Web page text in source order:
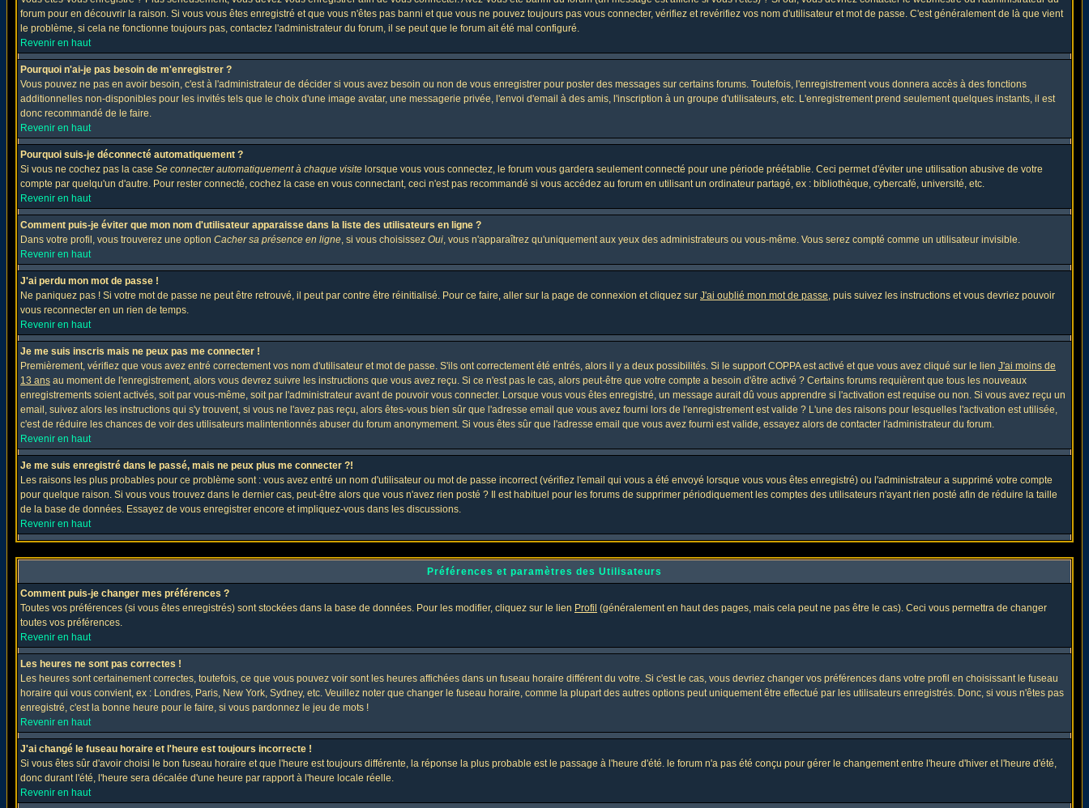
forum pour en découvrir la raison. Si vous vous êtes enregistré et que vous n'êtes pas banni et que vous ne pouvez toujours pas vous connecter, vérifiez et revérifiez vos nom d'utilisateur et mot de passe. C'est généralement de là que vient
le problème, si cela ne fonctionne toujours pas, contactez l'administrateur du forum, il se peut que le forum ait été mal configuré.
Revenir en haut
Pourquoi n'ai-je pas besoin de m'enregistrer ?
Vous pouvez ne pas en avoir besoin, c'est à l'administrateur de décider si vous avez besoin ou non de vous enregistrer pour poster des messages sur certains forums. Toutefois, l'enregistrement vous donnera accès à des fonctions
additionnelles non-disponibles pour les invités tels que le choix d'une image avatar, une messagerie privée, l'envoi d'email à des amis, l'inscription à un groupe d'utilisateurs, etc. L'enregistrement prend seulement quelques instants, il est
donc recommandé de le faire.
Revenir en haut
Pourquoi suis-je déconnecté automatiquement ?
Si vous ne cochez pas la case Se connecter automatiquement à chaque visite lorsque vous vous connectez, le forum vous gardera seulement connecté pour une période préétablie. Ceci permet d'éviter une utilisation abusive de votre
compte par quelqu'un d'autre. Pour rester connecté, cochez la case en vous connectant, ceci n'est pas recommandé si vous accédez au forum en utilisant un ordinateur partagé, ex : bibliothèque, cybercafé, université, etc.
Revenir en haut
Comment puis-je éviter que mon nom d'utilisateur apparaisse dans la liste des utilisateurs en ligne ?
Dans votre profil, vous trouverez une option Cacher sa présence en ligne, si vous choisissez Oui, vous n'apparaîtrez qu'uniquement aux yeux des administrateurs ou vous-même. Vous serez compté comme un utilisateur invisible.
Revenir en haut
J'ai perdu mon mot de passe !
Ne paniquez pas ! Si votre mot de passe ne peut être retrouvé, il peut par contre être réinitialisé. Pour ce faire, aller sur la page de connexion et cliquez sur J'ai oublié mon mot de passe, puis suivez les instructions et vous devriez pouvoir
vous reconnecter en un rien de temps.
Revenir en haut
Je me suis inscris mais ne peux pas me connecter !
Premièrement, vérifiez que vous avez entré correctement vos nom d'utilisateur et mot de passe. S'ils ont correctement été entrés, alors il y a deux possibilités. Si le support COPPA est activé et que vous avez cliqué sur le lien J'ai moins de
13 ans au moment de l'enregistrement, alors vous devrez suivre les instructions que vous avez reçu. Si ce n'est pas le cas, alors peut-être que votre compte a besoin d'être activé ? Certains forums requièrent que tous les nouveaux
enregistrements soient activés, soit par vous-même, soit par l'administrateur avant de pouvoir vous connecter. Lorsque vous vous êtes enregistré, un message aurait dû vous apprendre si l'activation est requise ou non. Si vous avez reçu un
email, suivez alors les instructions qui s'y trouvent, si vous ne l'avez pas reçu, alors êtes-vous bien sûr que l'adresse email que vous avez fourni lors de l'enregistrement est valide ? L'une des raisons pour lesquelles l'activation est utilisée,
c'est de réduire les chances de voir des utilisateurs malintentionnés abuser du forum anonymement. Si vous êtes sûr que l'adresse email que vous avez fourni est valide, essayez alors de contacter l'administrateur du forum.
Revenir en haut
Je me suis enregistré dans le passé, mais ne peux plus me connecter ?!
Les raisons les plus probables pour ce problème sont : vous avez entré un nom d'utilisateur ou mot de passe incorrect (vérifiez l'email qui vous a été envoyé lorsque vous vous êtes enregistré) ou l'administrateur a supprimé votre compte
pour quelque raison. Si vous vous trouvez dans le dernier cas, peut-être alors que vous n'avez rien posté ? Il est habituel pour les forums de supprimer périodiquement les comptes des utilisateurs n'ayant rien posté afin de réduire la taille
de la base de données. Essayez de vous enregistrer encore et impliquez-vous dans les discussions.
Revenir en haut
Préférences et paramètres des Utilisateurs
Comment puis-je changer mes préférences ?
Toutes vos préférences (si vous êtes enregistrés) sont stockées dans la base de données. Pour les modifier, cliquez sur le lien Profil (généralement en haut des pages, mais cela peut ne pas être le cas). Ceci vous permettra de changer
toutes vos préférences.
Revenir en haut
Les heures ne sont pas correctes !
Les heures sont certainement correctes, toutefois, ce que vous pouvez voir sont les heures affichées dans un fuseau horaire différent du votre. Si c'est le cas, vous devriez changer vos préférences dans votre profil en choisissant le fuseau
horaire qui vous convient, ex : Londres, Paris, New York, Sydney, etc. Veuillez noter que changer le fuseau horaire, comme la plupart des autres options peut uniquement être effectué par les utilisateurs enregistrés. Donc, si vous n'êtes pas
enregistré, c'est la bonne heure pour le faire, si vous pardonnez le jeu de mots !
Revenir en haut
J'ai changé le fuseau horaire et l'heure est toujours incorrecte !
Si vous êtes sûr d'avoir choisi le bon fuseau horaire et que l'heure est toujours différente, la réponse la plus probable est le passage à l'heure d'été. le forum n'a pas été conçu pour gérer le changement entre l'heure d'hiver et l'heure d'été,
donc durant l'été, l'heure sera décalée d'une heure par rapport à l'heure locale réelle.
Revenir en haut